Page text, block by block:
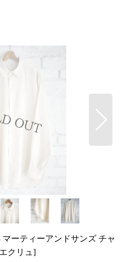
マーティーアンドサンズ チャ
エクリュ ]